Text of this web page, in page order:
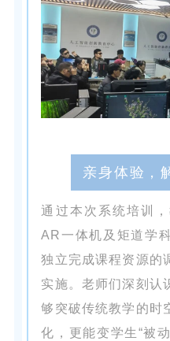
亲身体验，
通过本次系统培训
AR一体机及矩道学
独立完成课程资源的
实施。老师们深刻认
够突破传统教学的时
化，更能变学生“被